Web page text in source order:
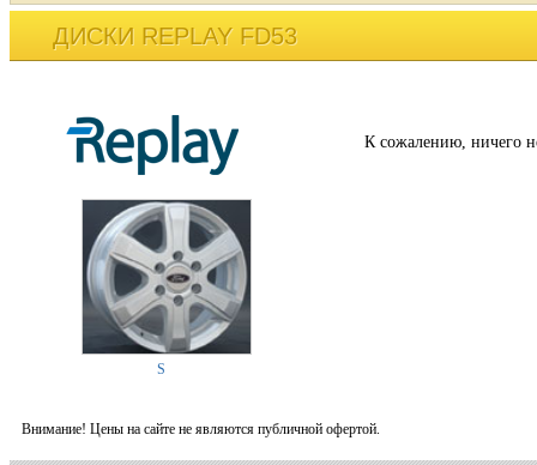
ДИСКИ REPLAY FD53
S
К сожалению, ничего
Внимание! Цены на сайте не являются публичной офертой.